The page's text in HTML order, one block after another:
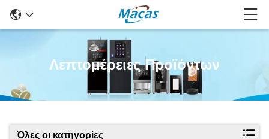
Λεπτομέρειες Προϊόντων
Όλες οι κατηγορίες